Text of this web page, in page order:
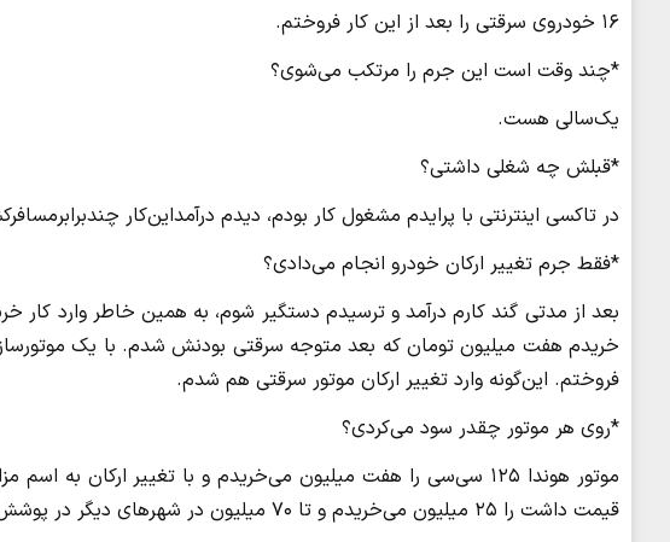
۱۶ خودروی سرقتی را بعد از این کار فروختم.
*چند وقت است این جرم را مرتکب می‌شوی؟
یک‌سالی هست.
*قبلش چه شغلی داشتی؟
در تاکسی اینترنتی با پرایدم مشغول کار بودم، دیدم درآمداین‌کار
*فقط جرم تغییر ارکان خودرو انجام می‌دادی؟
بعد از مدتی گند کارم درآمد و ترسیدم دستگیر شوم، به همین خاطر وارد
خریدم هفت میلیون تومان که بعد متوجه سرقتی بودنش شدم. با یک
فروختم. این‌گونه وارد تغییر ارکان موتور سرقتی هم شدم.
*روی هر موتور چقدر سود می‌کردی؟
قیمت داشت را ۲۵ میلیون می‌خریدم و تا ۷۰ میلیون در شهرهای دیگر در پوشش موتور مزایده‌ای می‌فروختم.